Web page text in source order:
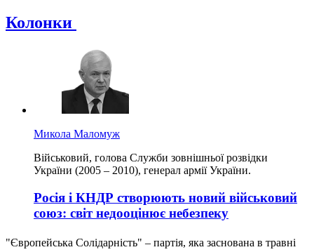
Колонки
Микола Маломуж
Військовий, голова Служби зовнішньої розвідки
України (2005 – 2010), генерал армії України.
Росія і КНДР створюють новий військовий
союз: світ недооцінює небезпеку
"Європейська Солідарність" – партія, яка заснована в травні